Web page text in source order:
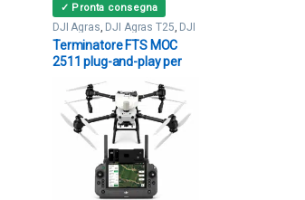
✓ Pronta consegna
DJI Agras, DJI Agras T25, DJI
Agras T50,
FTS - Terminatori &
Paracaduti
Terminatore FTS MOC
2511 plug-and-play per
DJI Agras